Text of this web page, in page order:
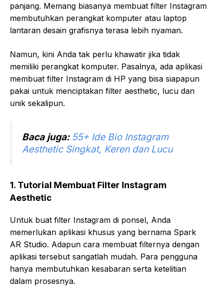
panjang. Memang biasanya membuat filter Instagram
membutuhkan perangkat komputer atau laptop
lantaran desain grafisnya terasa lebih nyaman.
Namun, kini Anda tak perlu khawatir jika tidak
memiliki perangkat komputer. Pasalnya, ada aplikasi
membuat filter Instagram di HP yang bisa siapapun
pakai untuk menciptakan filter aesthetic, lucu dan
unik sekalipun.
Baca juga: 55+ Ide Bio Instagram
Aesthetic Singkat, Keren dan Lucu
1. Tutorial Membuat Filter Instagram
Aesthetic
Untuk buat filter Instagram di ponsel, Anda
memerlukan aplikasi khusus yang bernama Spark
AR Studio. Adapun cara membuat filternya dengan
aplikasi tersebut sangatlah mudah. Para pengguna
hanya membutuhkan kesabaran serta ketelitian
dalam prosesnya.